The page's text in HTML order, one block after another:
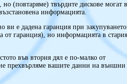
но (повтаряме) твърдите дискове могат
информацията.
е дадена гаранция при
от гаранция), но информацията в
във втория дял е по-малко от
прехвърляме вашите данни на външни